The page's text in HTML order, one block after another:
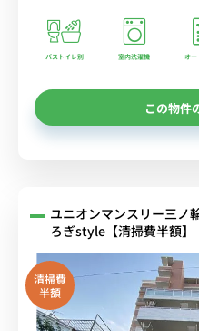
バストイレ別 室内洗濯機 オー
この物件
ユニオンマンスリー三ノ
ろぎstyle【清掃費半額】
清掃費
半額